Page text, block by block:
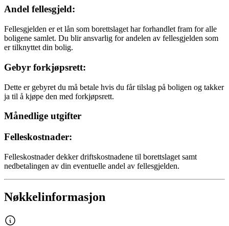
Andel fellesgjeld:
Fellesgjelden er et lån som borettslaget har forhandlet fram for alle
boligene samlet. Du blir ansvarlig for andelen av fellesgjelden som
er tilknyttet din bolig.
Gebyr forkjøpsrett:
Dette er gebyret du må betale hvis du får tilslag på boligen og takker
ja til å kjøpe den med forkjøpsrett.
Månedlige utgifter
Felleskostnader:
Felleskostnader dekker driftskostnadene til borettslaget samt
nedbetalingen av din eventuelle andel av fellesgjelden.
Nøkkelinformasjon